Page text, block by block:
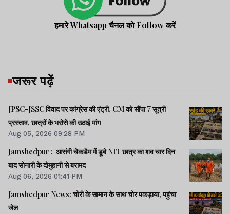
हमारे Whatsapp चैनल को Follow करें
जरूर पढ़ें
JPSC-JSSC विवाद पर कांग्रेस की एंट्री, CM को सौंपा 7 सूत्री
प्रस्ताव, छात्रों के भरोसे की उठाई मांग
Aug 05, 2026 09:28 PM
Jamshedpur : आसंगी चेकडैम में डूबे NIT छात्र का शव चार दिन
बाद सोनारी के दोमुहानी से बरामद
Aug 06, 2026 01:41 PM
Jamshedpur News: चोरी के सामान के साथ चोर पकड़ाया, पहुंचा
जेल